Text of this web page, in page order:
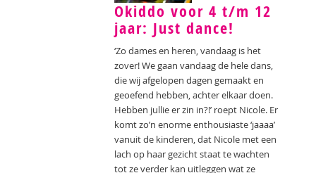
Okiddo voor 4 t/m 12
jaar: Just dance!
‘Zo dames en heren, vandaag is het
zover! We gaan vandaag de hele dans,
die wij afgelopen dagen gemaakt en
geoefend hebben, achter elkaar doen.
Hebben jullie er zin in?!’ roept Nicole. Er
komt zo’n enorme enthousiaste ‘jaaaa’
vanuit de kinderen, dat Nicole met een
lach op haar gezicht staat te wachten
tot ze verder kan uitleggen wat ze